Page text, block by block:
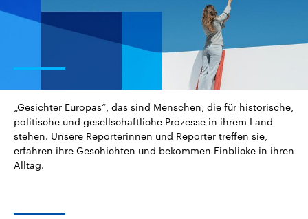
Alle Informationen
Sachsen-Anhalt wählt am 6.
September 2026 einen neuen
Landtag. Seit 2021 wird das
CDU, SPD und FDP regiert.-
und Hintergründe zu den Parteien
und Kandidaten der anstehenden
Wahl.
Aktuelle Beiträge,
Hintergründe
Wirtschaftlich und
gehören die Vereinigten
den mächtigsten Ländern
mit großem Einfluss auf
aktuelle Weltgeschehen.
Sendungen Programm Podcasts
Audio-Archiv
„Gesichter Europas“, das sind Menschen, die für historische,
politische und gesellschaftliche Prozesse in ihrem Land
stehen. Unsere Reporterinnen und Reporter treffen sie,
erfahren ihre Geschichten und bekommen Einblicke in ihren
Alltag.